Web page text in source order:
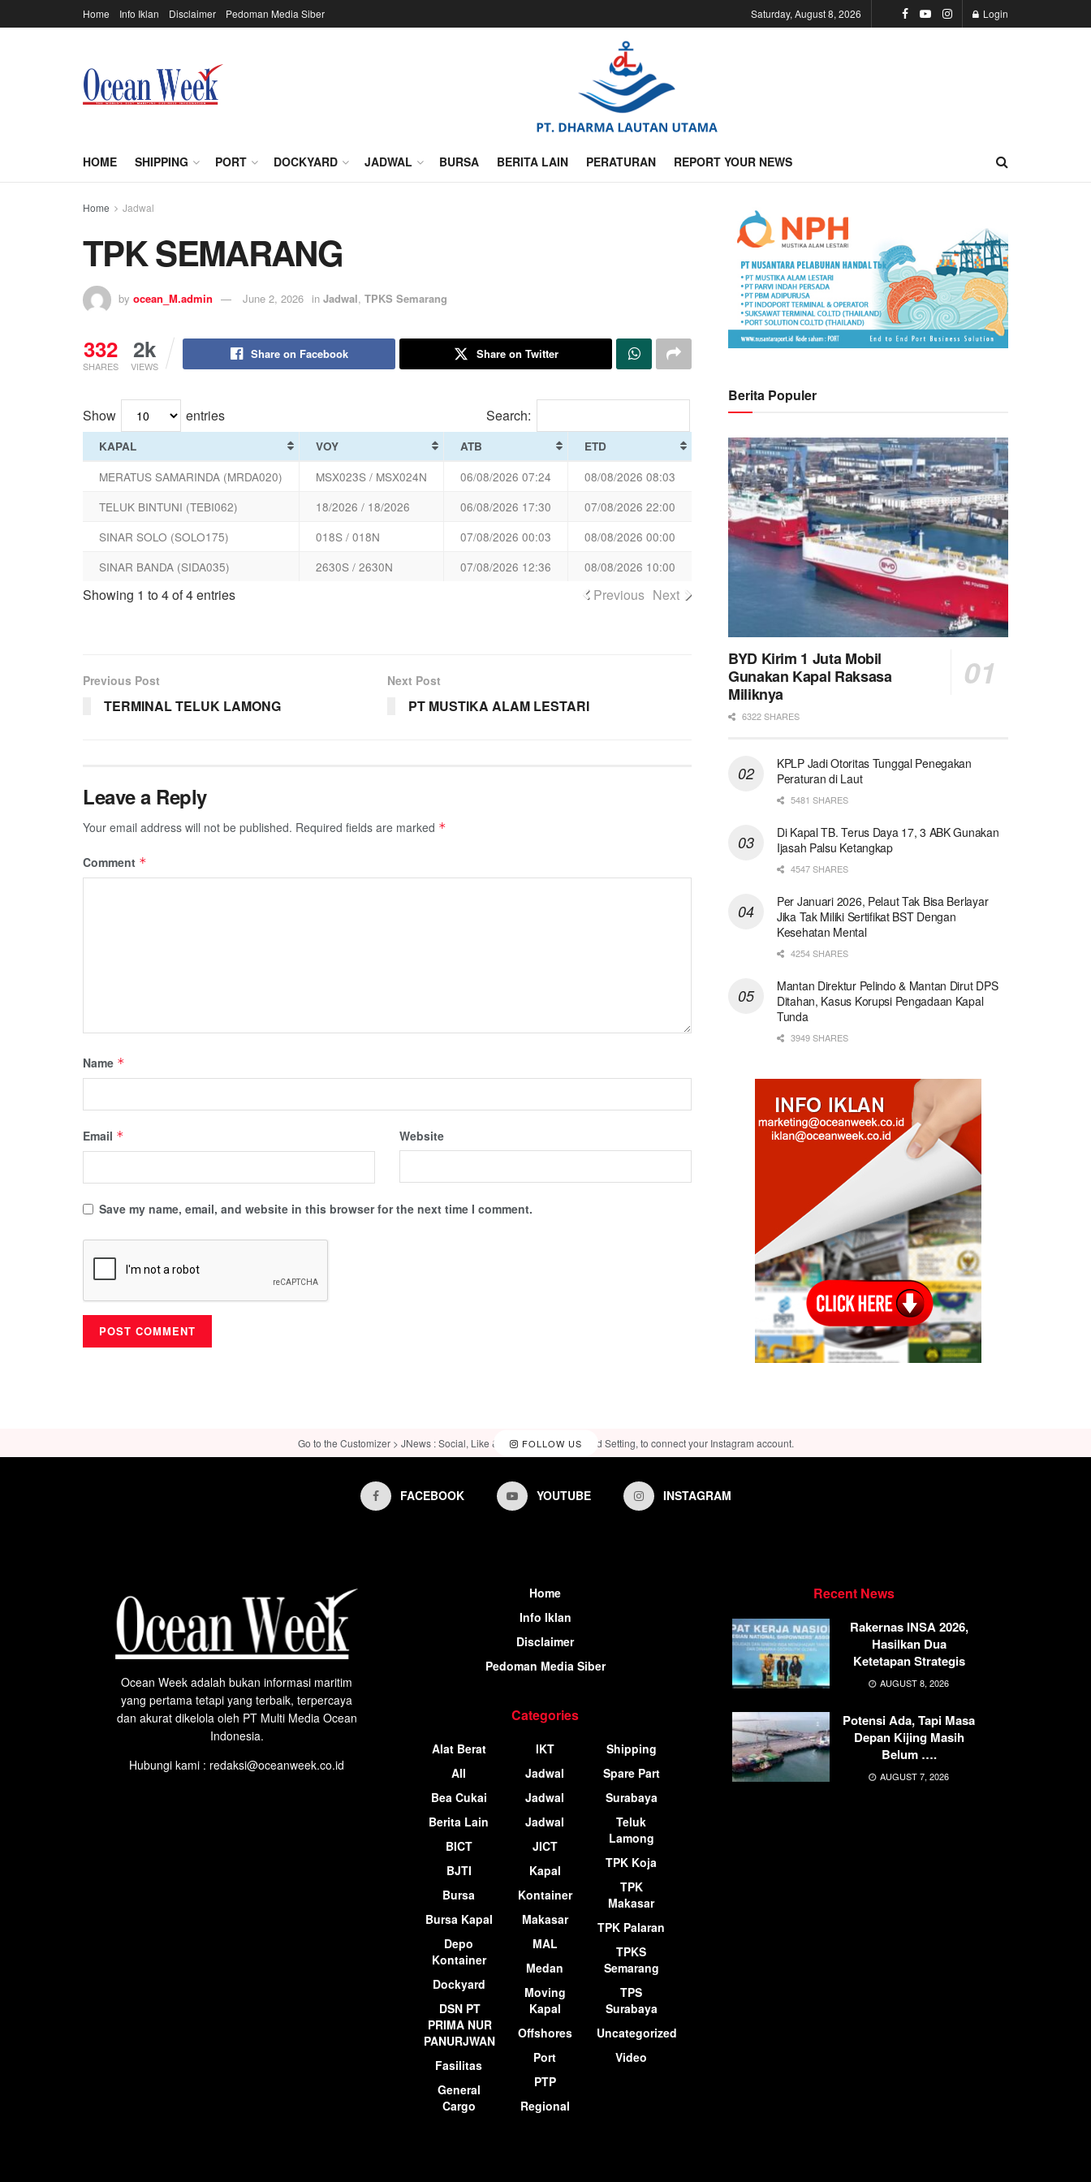
Home Info Iklan Disclaimer Pedoman Media Siber Saturday, August 8, 2026 Login
HOME SHIPPING PORT DOCKYARD JADWAL BURSA BERITA LAIN PERATURAN REPORT YOUR NEWS
Home Jadwal
TPK SEMARANG
by ocean_M.admin June 2, 2026 in Jadwal, TPKS Semarang
332
SHARES
2k
VIEWS
Share on Facebook Share on Twitter
Show entries Search:
KAPAL VOY ATB ETD
MERATUS SAMARINDA (MRDA020) MSX023S / MSX024N 06/08/2026 07:24
08/08/2026 08:03
TELUK BINTUNI (TEBI062)
18/2026 / 18/2026 06/08/2026 17:30
07/08/2026 22:00
SINAR SOLO (SOLO175)
018S / 018N 07/08/2026 00:03
08/08/2026 00:00
SINAR BANDA (SIDA035)
2630S / 2630N 07/08/2026 12:36 08/08/2026 10:00
Showing 1 to 4 of 4 entries Previous Next
Previous Post
TERMINAL TELUK LAMONG
Next Post
PT MUSTIKA ALAM LESTARI
Leave a Reply
Your email address will not be published. Required fields are marked *
Comment *
Name *
Email * Website
Save my name, email, and website in this browser for the next time I comment.
Berita Populer
BYD Kirim 1 Juta Mobil
Gunakan Kapal Raksasa
Miliknya
6322 SHARES
KPLP Jadi Otoritas Tunggal Penegakan
Peraturan di Laut
5481 SHARES
Di Kapal TB. Terus Daya 17, 3 ABK Gunakan
Ijasah Palsu Ketangkap
4547 SHARES
Per Januari 2026, Pelaut Tak Bisa Berlayar
Jika Tak Miliki Sertifikat BST Dengan
Kesehatan Mental
4254 SHARES
Mantan Direktur Pelindo & Mantan Dirut DPS
Ditahan, Kasus Korupsi Pengadaan Kapal
Tunda
3949 SHARES
FOLLOW US
Go to the Customizer > JNews : Social, Like & View > Instagram Feed Setting, to connect your Instagram account.
FACEBOOK YOUTUBE INSTAGRAM
Ocean Week adalah bukan informasi maritim
yang pertama tetapi yang terbaik, terpercaya
dan akurat dikelola oleh PT Multi Media Ocean
Indonesia.
Hubungi kami : redaksi@oceanweek.co.id
Home
Info Iklan
Disclaimer
Pedoman Media Siber
Categories
Alat Berat
All
Bea Cukai
Berita Lain
BICT
BJTI
Bursa
Bursa Kapal
Depo
Kontainer
Dockyard
DSN PT
PRIMA NUR
PANURJWAN
Fasilitas
General
Cargo
IKT
Jadwal
Jadwal
Jadwal
JICT
Kapal
Kontainer
Makasar
MAL
Medan
Moving
Kapal
Offshores
Port
PTP
Regional
Shipping
Spare Part
Surabaya
Teluk
Lamong
TPK Koja
TPK
Makasar
TPK Palaran
TPKS
Semarang
TPS
Surabaya
Uncategorized
Video
Recent News
Rakernas INSA 2026,
Hasilkan Dua
Ketetapan Strategis
AUGUST 8, 2026
Potensi Ada, Tapi Masa
Depan Kijing Masih
Belum ….
AUGUST 7, 2026